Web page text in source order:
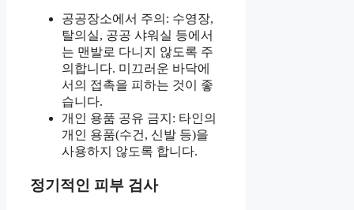
공공장소에서 주의: 수영장,
탈의실, 공공 샤워실 등에서
는 맨발로 다니지 않도록 주
의합니다. 미끄러운 바닥에
서의 접촉을 피하는 것이 좋
습니다.
개인 용품 공유 금지: 타인의
개인 용품(수건, 신발 등)을
사용하지 않도록 합니다.
정기적인 피부 검사